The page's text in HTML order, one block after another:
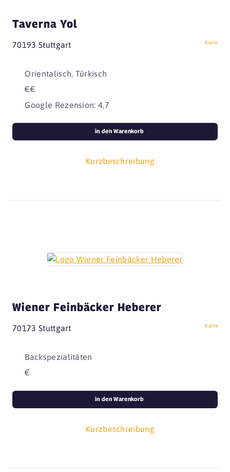
Taverna Yol
70193 Stuttgart Karte
Orientalisch, Türkisch
€€
Google Rezension: 4,7
Kurzbeschreibung
in den Warenkorb
Wiener Feinbäcker Heberer
70173 Stuttgart Karte
Backspezialitäten
€
Kurzbeschreibung
in den Warenkorb